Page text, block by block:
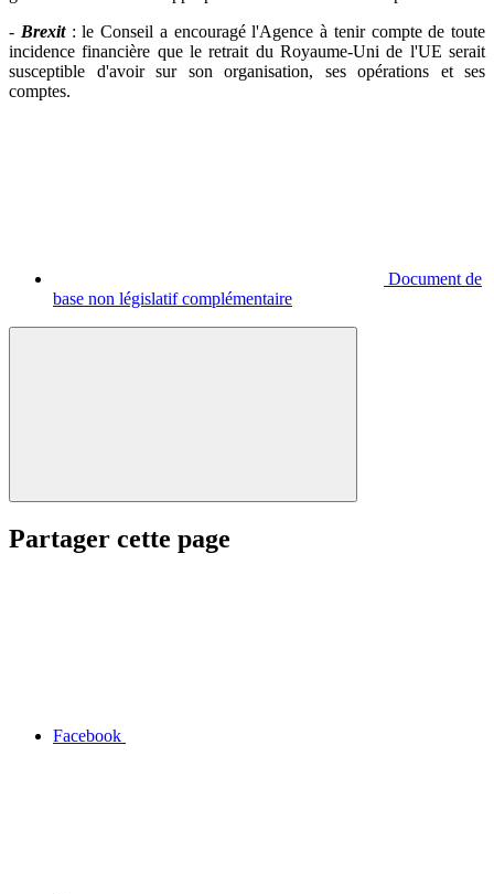
- Brexit: le Conseil a encouragé l'Agence à tenir compte de toute
incidence financière que le retrait du Royaume-Uni de l'UE serait
susceptible d'avoir sur son organisation, ses opérations et ses
comptes.
Document de
base non législatif complémentaire
Partager cette page
Facebook